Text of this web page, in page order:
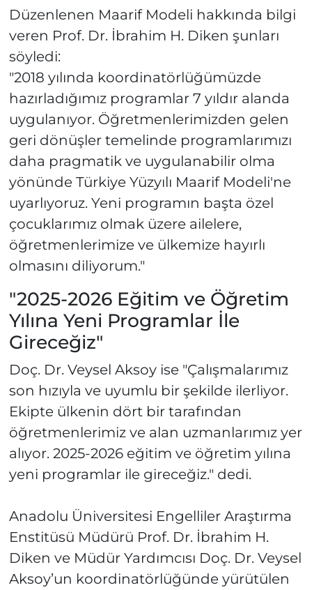
Düzenlenen Maarif Modeli hakkında bilgi
veren Prof. Dr. İbrahim H. Diken şunları
söyledi:
"2018 yılında koordinatörlüğümüzde
hazırladığımız programlar 7 yıldır alanda
uygulanıyor. Öğretmenlerimizden gelen
geri dönüşler temelinde programlarımızı
daha pragmatik ve uygulanabilir olma
yönünde Türkiye Yüzyılı Maarif Modeli'ne
uyarlıyoruz. Yeni programın başta özel
çocuklarımız olmak üzere ailelere,
öğretmenlerimize ve ülkemize hayırlı
olmasını diliyorum."
"2025-2026 Eğitim ve Öğretim
Yılına Yeni Programlar İle
Gireceğiz"
Doç. Dr. Veysel Aksoy ise "Çalışmalarımız
son hızıyla ve uyumlu bir şekilde ilerliyor.
Ekipte ülkenin dört bir tarafından
öğretmenlerimiz ve alan uzmanlarımız yer
alıyor. 2025-2026 eğitim ve öğretim yılına
yeni programlar ile gireceğiz." dedi.
Anadolu Üniversitesi Engelliler Araştırma
Enstitüsü Müdürü Prof. Dr. İbrahim H.
Diken ve Müdür Yardımcısı Doç. Dr. Veysel
Aksoy’un koordinatörlüğünde yürütülen